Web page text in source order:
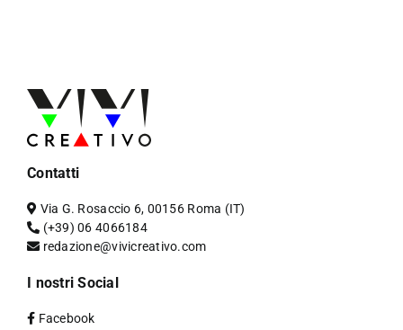
Contatti
Via G. Rosaccio 6, 00156 Roma (IT)
(+39) 06 4066184
redazione@vivicreativo.com
I nostri Social
Facebook